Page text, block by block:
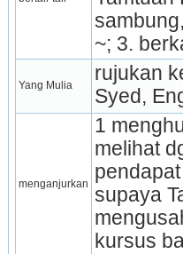
~; 3.
Yang Mulia
rujukan
Syed,
menganjurkan
1
melihat
supaya
kursus